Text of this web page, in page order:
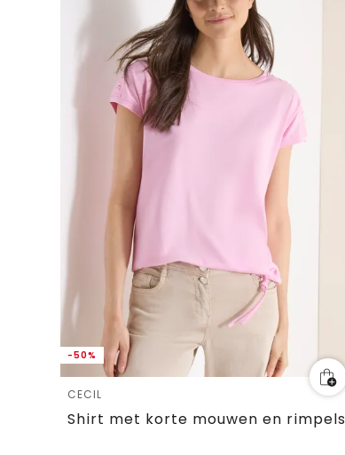
-50%
CECIL
Shirt met korte mouwen en rimpels